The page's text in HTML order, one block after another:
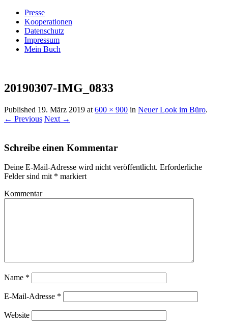
Presse
Kooperationen
Datenschutz
Impressum
Mein Buch
Villa König
20190307-IMG_0833
Published 19. März 2019 at 600 × 900 in Neuer Look im Büro.
← Previous Next →
Schreibe einen Kommentar
Deine E-Mail-Adresse wird nicht veröffentlicht. Erforderliche
Felder sind mit * markiert
Kommentar
Name *
E-Mail-Adresse *
Website